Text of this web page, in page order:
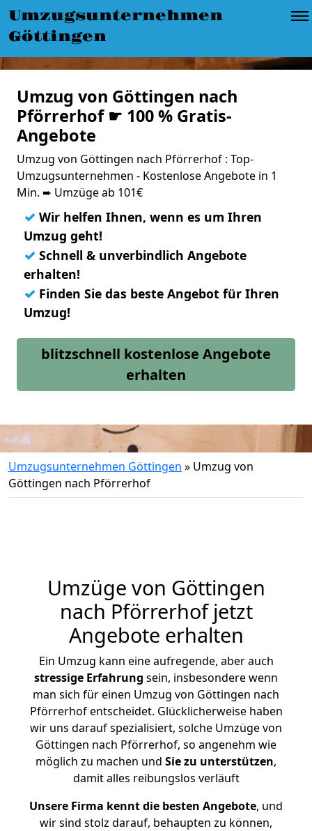
Umzugsunternehmen
Göttingen
Umzug von Göttingen nach
Pförrerhof ☛ 100 % Gratis-
Angebote
Umzug von Göttingen nach Pförrerhof : Top-
Umzugsunternehmen - Kostenlose Angebote in 1
Min. ➨ Umzüge ab 101€
✓ Wir helfen Ihnen, wenn es um Ihren
Umzug geht!
✓ Schnell & unverbindlich Angebote
erhalten!
✓ Finden Sie das beste Angebot für Ihren
Umzug!
blitzschnell kostenlose Angebote
erhalten
Umzugsunternehmen Göttingen » Umzug von
Göttingen nach Pförrerhof
Umzüge von Göttingen
nach Pförrerhof jetzt
Angebote erhalten
Ein Umzug kann eine aufregende, aber auch
stressige Erfahrung sein, insbesondere wenn
man sich für einen Umzug von Göttingen nach
Pförrerhof entscheidet. Glücklicherweise haben
wir uns darauf spezialisiert, solche Umzüge von
Göttingen nach Pförrerhof, so angenehm wie
möglich zu machen und Sie zu unterstützen,
damit alles reibungslos verläuft
Unsere Firma kennt die besten Angebote, und
wir sind stolz darauf, behaupten zu können,